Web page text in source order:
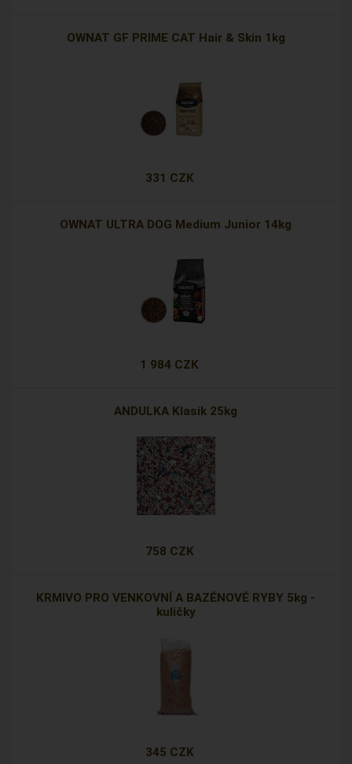
OWNAT GF PRIME CAT Hair & Skin 1kg
331 CZK
OWNAT ULTRA DOG Medium Junior 14kg
1 984 CZK
ANDULKA Klasik 25kg
758 CZK
KRMIVO PRO VENKOVNÍ A BAZÉNOVÉ RYBY 5kg -
kuličky
345 CZK